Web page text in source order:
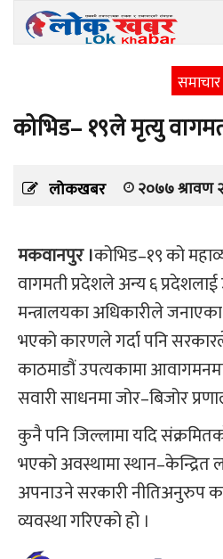
समाचार
कोभिड– १९ले मृत्यु
लोकखबर २०७७ श्रावण
मकवानपुर ।कोभिड–१९ को
वागमती प्रदेशले अन्य ६
मन्त्रालयका अधिकारीले
भएको कारणले गर्दा पनि
काठमाडौं उपत्यकामा
सवारी साधनमा जोर–बिजोर
कुनै पनि जिल्लामा यदि
भएको अवस्थामा
अपनाउने सरकारी नीतिअनुरुप
व्यवस्था गरिएको हो ।